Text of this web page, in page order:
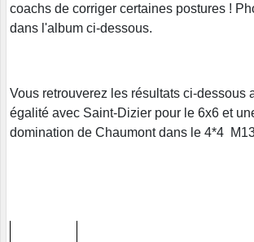
coachs de corriger certaines postures !
dans l'album ci-dessous.
Vous retrouverez les résultats ci-dessous
égalité avec Saint-Dizier pour le 6x6 et
domination de Chaumont dans le 4*4